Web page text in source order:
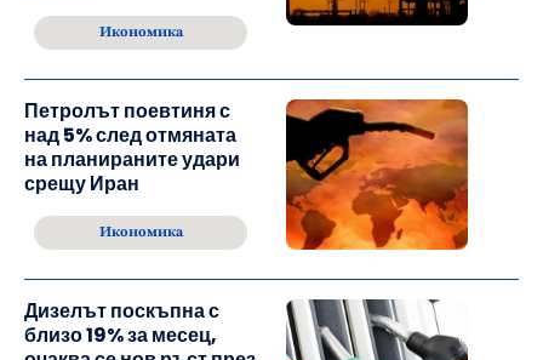
Икономика
Петролът поевтиня с
над 5% след отмяната
на планираните удари
срещу Иран
Икономика
Дизелът поскъпна с
близо 19% за месец,